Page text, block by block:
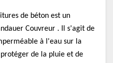
de béton est un
Couvreur . Il s'agit de
à l'eau sur la
de la pluie et de